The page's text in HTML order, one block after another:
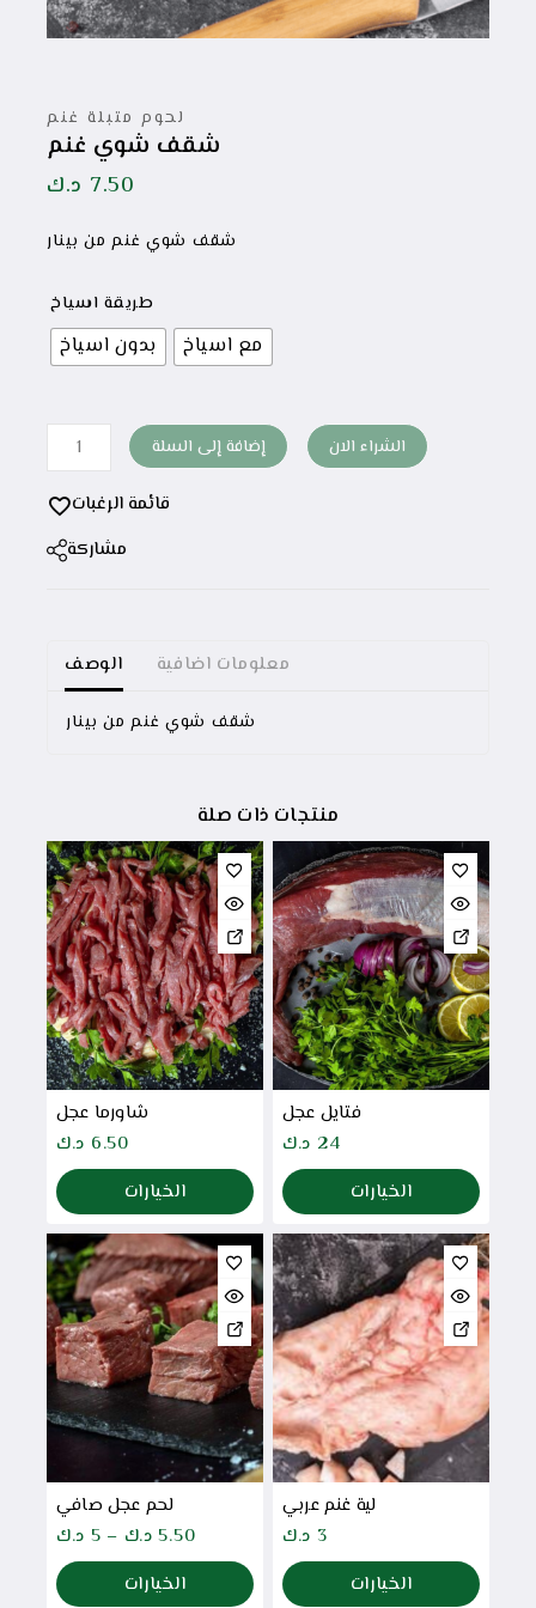
لحوم متبلة غنم
شقف شوي غنم
7.50 د.ك
شقف شوي غنم من بينار
طريقة اسياخ
بدون اسياخ مع اسياخ
إضافة إلى السلة الشراء الان
قائمة الرغبات
مشاركة
الوصف معلومات اضافية
شقف شوي غنم من بينار
منتجات ذات صلة
شاورما عجل
6.50 د.ك
الخيارات
فتايل عجل
24 د.ك
الخيارات
لحم عجل صافي
5 د.ك – 5.50 د.ك
الخيارات
لية غنم عربي
3 د.ك
الخيارات